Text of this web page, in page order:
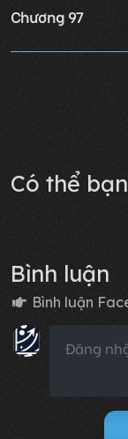
Chương 97
Có thể
Bình luận
Bình luận